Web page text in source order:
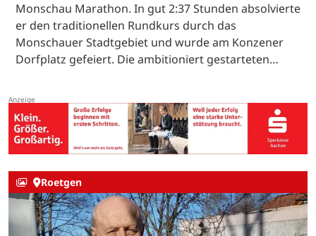
Monschau Marathon. In gut 2:37 Stunden absolvierte
er den traditionellen Rundkurs durch das
Monschauer Stadtgebiet und wurde am Konzener
Dorfplatz gefeiert. Die ambitioniert gestarteten…
Roetgen